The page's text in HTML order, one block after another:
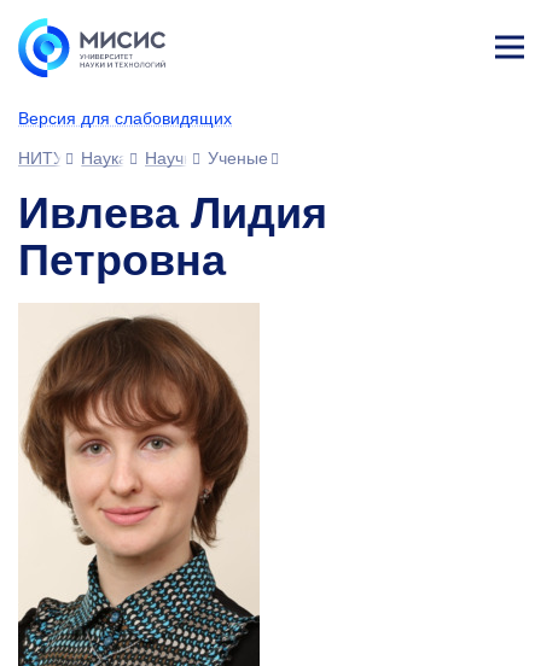
Версия для слабовидящих
НИТУ МИСИС
Наука Научное сообщество
Ученые
Ивлева Лидия
Петровна